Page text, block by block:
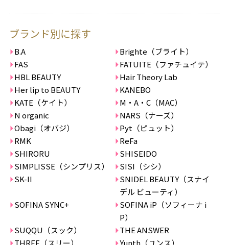
ブランド別に探す
B.A
Brighte（ブライト）
FAS
FATUITE（ファチュイテ）
HBL BEAUTY
Hair Theory Lab
Her lip to BEAUTY
KANEBO
KATE（ケイト）
M・A・C（MAC）
N organic
NARS（ナーズ）
Obagi（オバジ）
Pyt（ピュット）
RMK
ReFa
SHIRORU
SHISEIDO
SIMPLISSE（シンプリス）
SISI（シシ）
SK-II
SNIDEL BEAUTY（スナイ
デル ビューティ）
SOFINA SYNC+
SOFINA iP（ソフィーナ i
P）
SUQQU（スック）
THE ANSWER
THREE（スリー）
Yunth（ユンス）